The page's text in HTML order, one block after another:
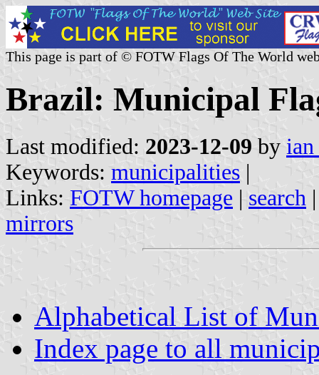
This page is part of © FOTW Flags Of The World
Brazil: Municipal
Last modified: 2023-12-09 by
Keywords: municipalities |
Links: FOTW homepage | search
mirrors
Alphabetical List of
Index page to all